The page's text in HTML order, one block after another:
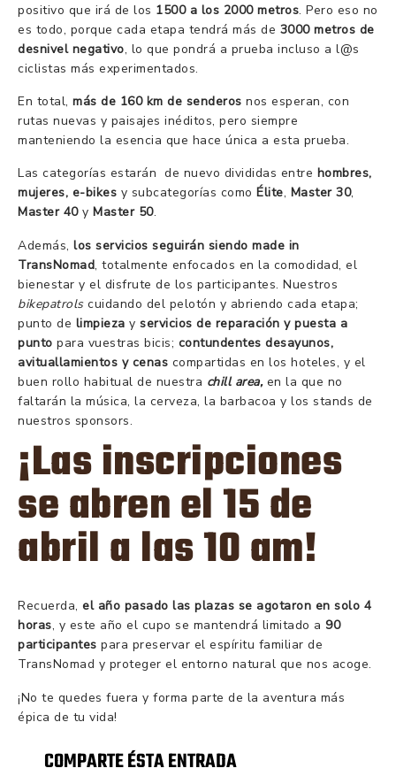
positivo que irá de los 1500 a los 2000 metros. Pero eso no
es todo, porque cada etapa tendrá más de 3000 metros de
desnivel negativo, lo que pondrá a prueba incluso a l@s
ciclistas más experimentados.
En total, más de 160 km de senderos nos esperan, con
rutas nuevas y paisajes inéditos, pero siempre
manteniendo la esencia que hace única a esta prueba.
Las categorías estarán de nuevo divididas entre hombres,
mujeres, e-bikes y subcategorías como Élite, Master 30,
Master 40y Master 50.
Además, los servicios seguirán siendo made in
TransNomad, totalmente enfocados en la comodidad, el
bienestar y el disfrute de los participantes. Nuestros
bikepatrolscuidando del pelotón y abriendo cada etapa;
punto de limpieza y servicios de reparación y puesta a
punto para vuestras bicis; contundentes desayunos,
avituallamientos y cenas compartidas en los hoteles, y el
buen rollo habitual de nuestra chill area,en la que no
faltarán la música, la cerveza, la barbacoa y los stands de
nuestros sponsors.
¡Las inscripciones
se abren el 15 de
abril a las 10 am!
Recuerda, el año pasado las plazas se agotaron en solo 4
horas, y este año el cupo se mantendrá limitado a 90
participantes para preservar el espíritu familiar de
TransNomad y proteger el entorno natural que nos acoge.
¡No te quedes fuera y forma parte de la aventura más
épica de tu vida!
COMPARTE ÉSTA ENTRADA